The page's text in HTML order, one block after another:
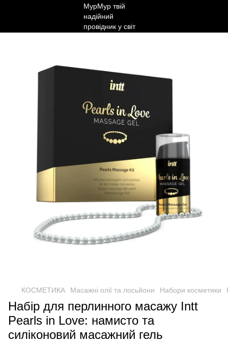
КОСМЕТИКА Масажні олії та лосьйони Набори косметики
Набір для перлинного масажу Intt
Pearls in Love: намисто та
силіконовий масажний гель